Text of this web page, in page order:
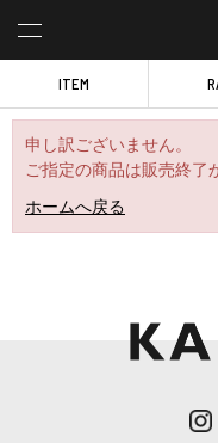
ITEM
申し訳ございません。
ご指定の商品は販売終了
ホームへ戻る